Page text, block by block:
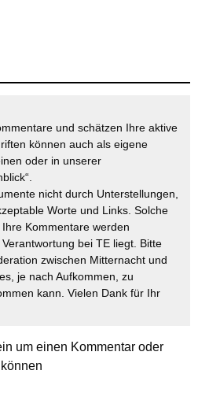
und schätzen Ihre aktive
können auch als eigene
oder in unserer
nicht durch Unterstellungen,
Worte und Links. Solche
Kommentare werden
bei TE liegt. Bitte
zwischen Mitternacht und
je nach Aufkommen, zu
kann. Vielen Dank für Ihr
um einen Kommentar oder